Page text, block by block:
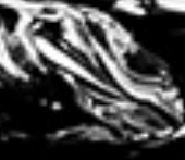
sur une autre
»